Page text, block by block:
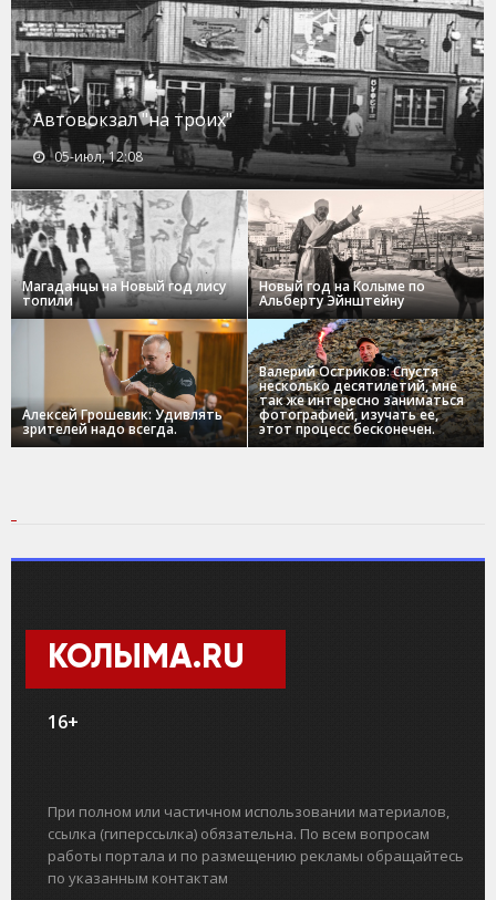
Автовокзал "на троих"
05-июл, 12:08
Магаданцы на Новый год лису
топили
Новый год на Колыме по
Альберту Эйнштейну
Алексей Грошевик: Удивлять
зрителей надо всегда.
Валерий Остриков: Спустя
несколько десятилетий, мне
так же интересно заниматься
фотографией, изучать ее,
этот процесс бесконечен.
КОЛЫМА.RU
16+
При полном или частичном использовании материалов,
ссылка (гиперссылка) обязательна. По всем вопросам
работы портала и по размещению рекламы обращайтесь
по указанным контактам